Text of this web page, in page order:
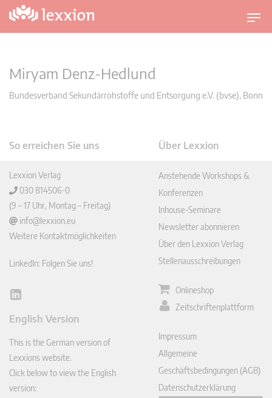
U
m
a
Miryam Denz-Hedlund
Bundesverband Sekundärrohstoffe und Entsorgung e.V. (bvse), Bonn
So erreichen Sie uns
Lexxion Verlag
030 814506-0
(9 – 17 Uhr, Montag – Freitag)
info@lexxion.eu
Weitere Kontaktmöglichkeiten
LinkedIn: Folgen Sie uns!
Lin
In
English Version
This is the German version of
Lexxions website.
Click below to view the English
version:
Über Lexxion
Anstehende Workshops &
Konferenzen
Inhouse-Seminare
Newsletter abonnieren
Über den Lexxion Verlag
Stellenausschreibungen
Onlineshop
Zeitschriftenplattform
Impressum
Allgemeine
Geschäftsbedingungen (AGB)
Datenschutzerklärung